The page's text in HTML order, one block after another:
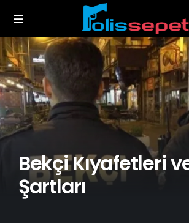
Bekçi Kıyafetleri
Şartları